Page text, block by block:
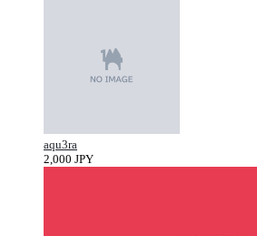
aqu3ra
2,000 JPY